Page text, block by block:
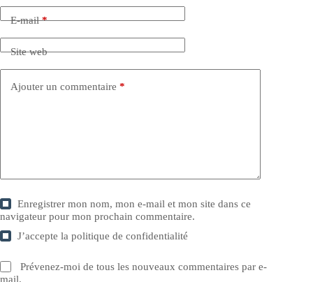
E-mail*
Site web
Ajouter un commentaire *
Enregistrer mon nom, mon e-mail et mon site dans ce
navigateur pour mon prochain commentaire.
J’accepte lapolitique de confidentialité
Prévenez-moi de tous les nouveaux commentaires par e-
mail.